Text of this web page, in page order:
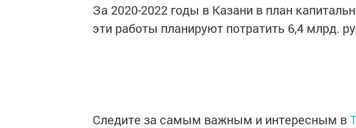
За 2020-2022 годы в Казани в план
эти работы планируют потратить 6,4 млрд.
Следите за самым важным и интересным в